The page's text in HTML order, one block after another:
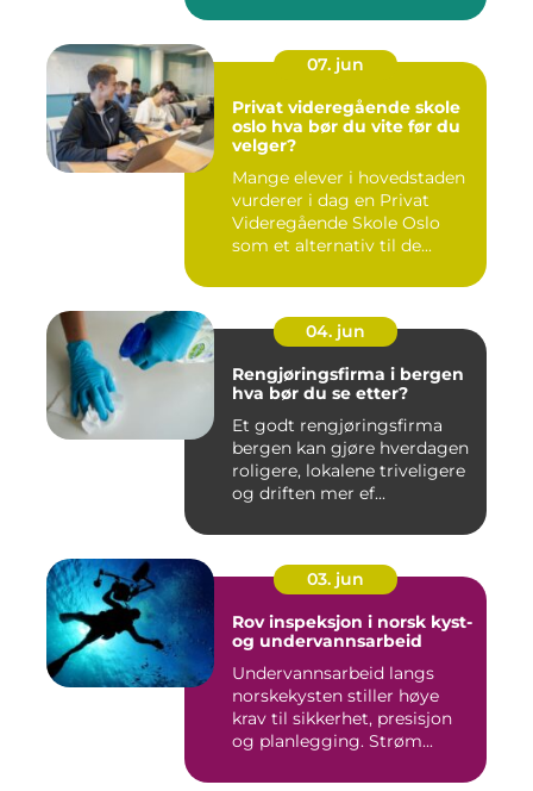
07. jun
Privat videregående skole
oslo hva bør du vite før du
velger?
Mange elever i hovedstaden
vurderer i dag en Privat
Videregående Skole Oslo
som et alternativ til de...
04. jun
Rengjøringsfirma i bergen
hva bør du se etter?
Et godt rengjøringsfirma
bergen kan gjøre hverdagen
roligere, lokalene triveligere
og driften mer ef...
03. jun
Rov inspeksjon i norsk kyst-
og undervannsarbeid
Undervannsarbeid langs
norskekysten stiller høye
krav til sikkerhet, presisjon
og planlegging. Strøm...